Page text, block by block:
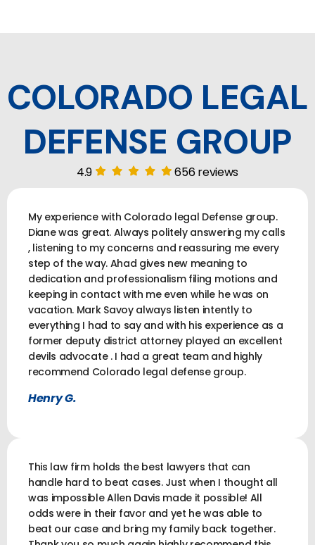
COLORADO LEGAL
DEFENSE GROUP
4.9 656 reviews
My experience with Colorado legal Defense group.
Diane was great. Always politely answering my calls
, listening to my concerns and reassuring me every
step of the way. Ahad gives new meaning to
dedication and professionalism filing motions and
keeping in contact with me even while he was on
vacation. Mark Savoy always listen intently to
everything I had to say and with his experience as a
former deputy district attorney played an excellent
devils advocate . I had a great team and highly
recommend Colorado legal defense group.
Henry G.
This law firm holds the best lawyers that can
handle hard to beat cases. Just when I thought all
was impossible Allen Davis made it possible! All
odds were in their favor and yet he was able to
beat our case and bring my family back together.